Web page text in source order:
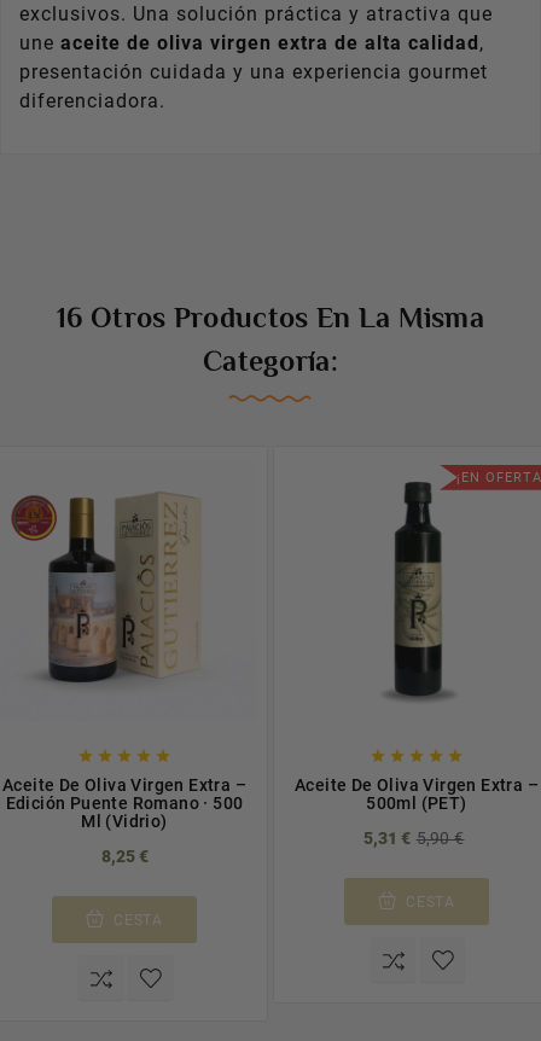
exclusivos. Una solución práctica y atractiva que
une aceite de oliva virgen extra de alta calidad,
presentación cuidada y una experiencia gourmet
diferenciadora.
16 Otros Productos En La Misma
Categoría:
    
Aceite De Oliva Virgen Extra –
Edición Puente Romano · 500
Ml (Vidrio)
8,25 €
CESTA
¡EN
    
Aceite De Oliva Virgen Extra –
500ml (PET)
5,31 € 5,90 €
CESTA